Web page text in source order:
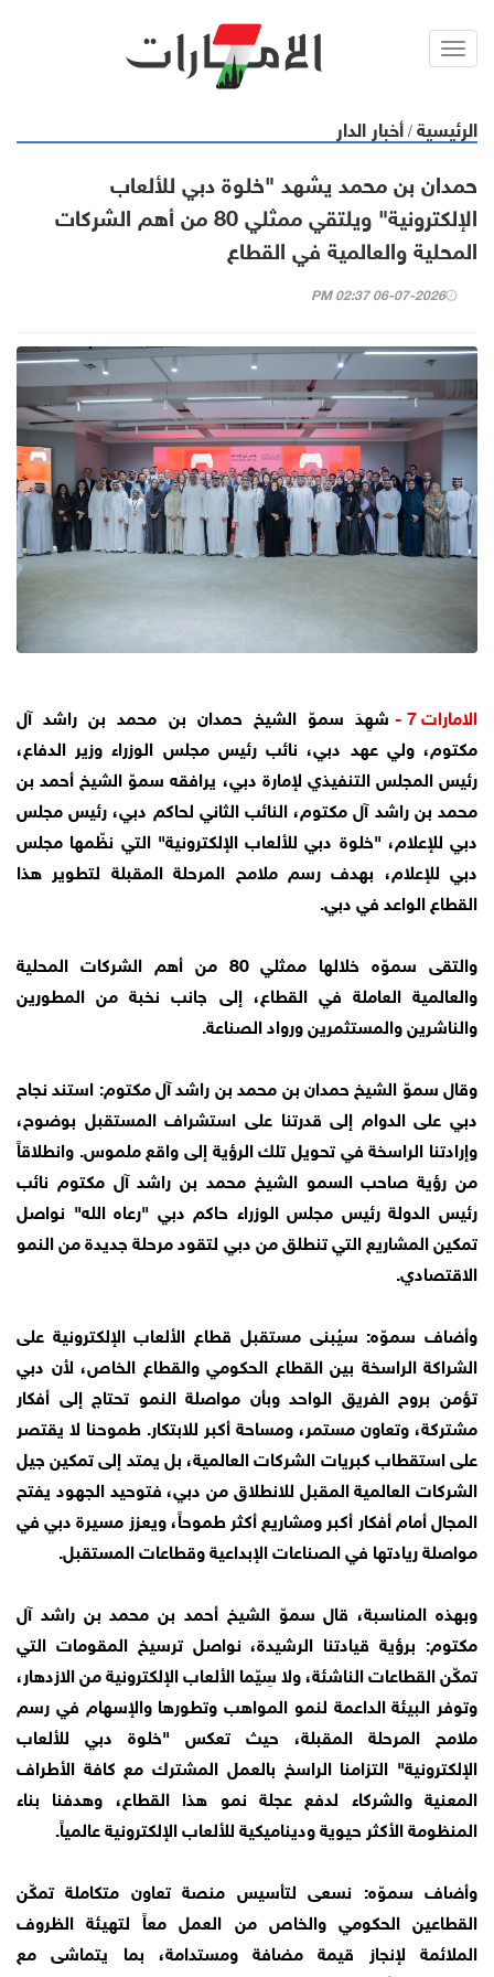
Toggl
الرئيسية / أخبار الدار
حمدان بن محمد يشهد "خلوة دبي للألعاب
الإلكترونية" ويلتقي ممثلي 80 من أهم الشركات
المحلية والعالمية في القطاع
06-07-2026 02:37 PM
الامارات 7 -
شهِدَ سموّ الشيخ حمدان بن محمد بن راشد آل
مكتوم، ولي عهد دبي، نائب رئيس مجلس الوزراء وزير الدفاع،
رئيس المجلس التنفيذي لإمارة دبي، يرافقه سموّ الشيخ أحمد بن
محمد بن راشد آل مكتوم، النائب الثاني لحاكم دبي، رئيس مجلس
دبي للإعلام، "خلوة دبي للألعاب الإلكترونية" التي نظّمها مجلس
دبي للإعلام، بهدف رسم ملامح المرحلة المقبلة لتطوير هذا
القطاع الواعد في دبي.
والتقى سموّه خلالها ممثلي 80 من أهم الشركات المحلية
والعالمية العاملة في القطاع، إلى جانب نخبة من المطورين
والناشرين والمستثمرين ورواد الصناعة.
وقال سموّ الشيخ حمدان بن محمد بن راشد آل مكتوم: استند نجاح
دبي على الدوام إلى قدرتنا على استشراف المستقبل بوضوح،
وإرادتنا الراسخة في تحويل تلك الرؤية إلى واقع ملموس. وانطلاقاً
من رؤية صاحب السمو الشيخ محمد بن راشد آل مكتوم نائب
رئيس الدولة رئيس مجلس الوزراء حاكم دبي "رعاه الله" نواصل
تمكين المشاريع التي تنطلق من دبي لتقود مرحلة جديدة من النمو
الاقتصادي.
وأضاف سموّه: سيُبنى مستقبل قطاع الألعاب الإلكترونية على
الشراكة الراسخة بين القطاع الحكومي والقطاع الخاص، لأن دبي
تؤمن بروح الفريق الواحد وبأن مواصلة النمو تحتاج إلى أفكار
مشتركة، وتعاون مستمر، ومساحة أكبر للابتكار. طموحنا لا يقتصر
على استقطاب كبريات الشركات العالمية، بل يمتد إلى تمكين جيل
الشركات العالمية المقبل للانطلاق من دبي، فتوحيد الجهود يفتح
المجال أمام أفكار أكبر ومشاريع أكثر طموحاً، ويعزز مسيرة دبي في
مواصلة ريادتها في الصناعات الإبداعية وقطاعات المستقبل.
وبهذه المناسبة، قال سموّ الشيخ أحمد بن محمد بن راشد آل
مكتوم: برؤية قيادتنا الرشيدة، نواصل ترسيخ المقومات التي
تمكّن القطاعات الناشئة، ولا سِيّما الألعاب الإلكترونية من الازدهار،
وتوفر البيئة الداعمة لنمو المواهب وتطورها والإسهام في رسم
ملامح المرحلة المقبلة، حيث تعكس "خلوة دبي للألعاب
الإلكترونية" التزامنا الراسخ بالعمل المشترك مع كافة الأطراف
المعنية والشركاء لدفع عجلة نمو هذا القطاع، وهدفنا بناء
المنظومة الأكثر حيوية وديناميكية للألعاب الإلكترونية عالمياً.
وأضاف سموّه: نسعى لتأسيس منصة تعاون متكاملة تمكّن
القطاعين الحكومي والخاص من العمل معاً لتهيئة الظروف
الملائمة لإنجاز قيمة مضافة ومستدامة، بما يتماشى مع